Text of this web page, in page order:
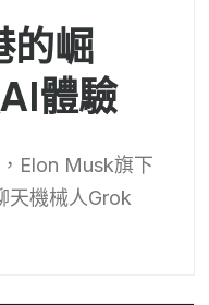
的崛
體驗
Elon Musk旗下
天機械人Grok